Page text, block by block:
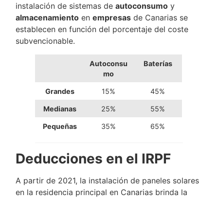
instalación de sistemas deautoconsumo y
almacenamiento enempresas de Canarias se
establecen en función del porcentaje del coste
subvencionable.
Autoconsu
mo
Baterías
Grandes 15% 45%
Medianas 25% 55%
Pequeñas 35% 65%
Deducciones en el IRPF
A partir de 2021, la instalación de paneles solares
en la residencia principal en Canarias brinda la